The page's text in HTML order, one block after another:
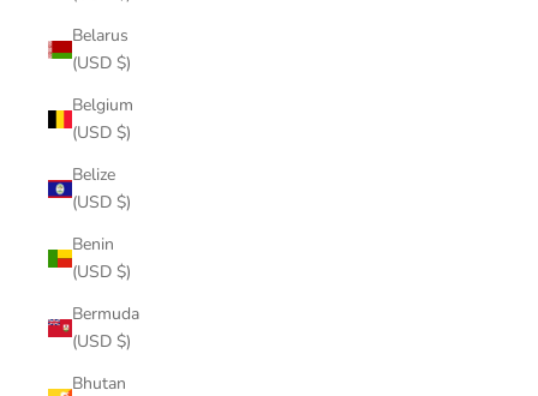
Belarus
(USD $)
Belgium
(USD $)
Belize
(USD $)
Benin
(USD $)
Bermuda
(USD $)
Bhutan